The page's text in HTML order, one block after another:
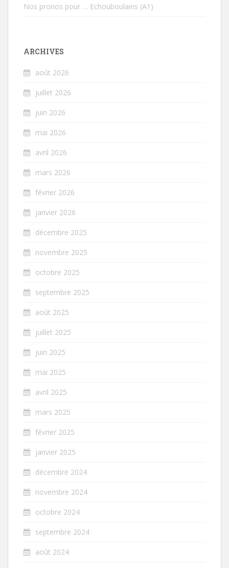
Nos pronos pour … Echouboulains (A1)
ARCHIVES
août 2026
juillet 2026
juin 2026
mai 2026
avril 2026
mars 2026
février 2026
janvier 2026
décembre 2025
novembre 2025
octobre 2025
septembre 2025
août 2025
juillet 2025
juin 2025
mai 2025
avril 2025
mars 2025
février 2025
janvier 2025
décembre 2024
novembre 2024
octobre 2024
septembre 2024
août 2024